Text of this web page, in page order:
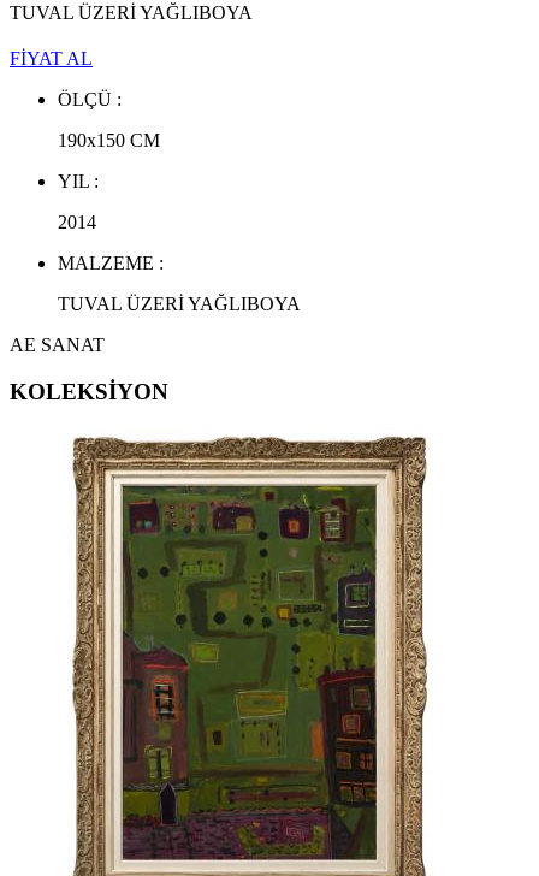
TUVAL ÜZERİ YAĞLIBOYA
FİYAT AL
ÖLÇÜ :
190x150 CM
YIL :
2014
MALZEME :
TUVAL ÜZERİ YAĞLIBOYA
AE SANAT
KOLEKSİYON